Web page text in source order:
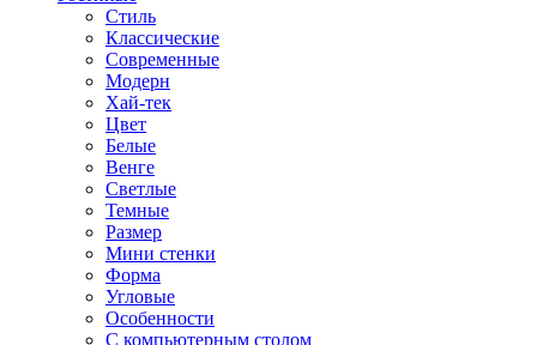
Стиль
Классические
Современные
Модерн
Хай-тек
Цвет
Белые
Венге
Светлые
Темные
Размер
Мини стенки
Форма
Угловые
Особенности
С компьютерным столом